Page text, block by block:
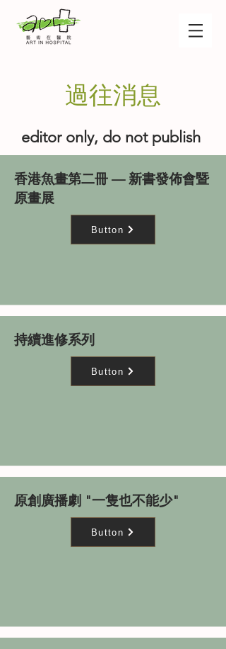
​過往消息
editor only, do not publish
香港魚畫第二冊 — 新書發佈會暨
原畫展
Button
持續進修系列
Button
原創廣播劇 "一隻也不能少"
Button